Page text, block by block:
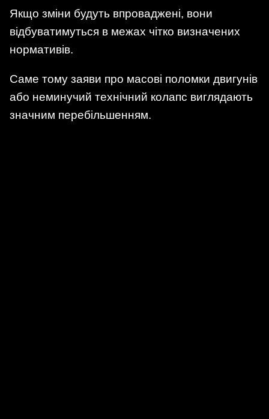
Якщо зміни будуть впроваджені, вони
відбуватимуться в межах чітко визначених
нормативів.
Саме тому заяви про масові поломки двигунів
або неминучий технічний колапс виглядають
значним перебільшенням.